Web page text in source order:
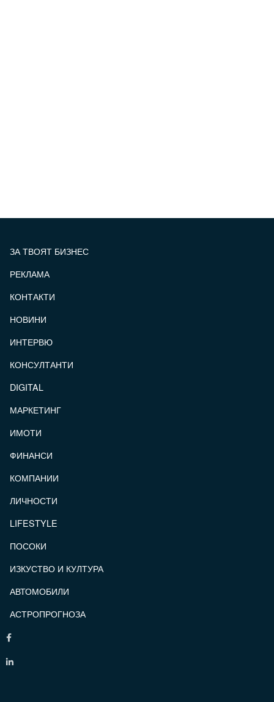
ЗА ТВОЯТ БИЗНЕС
РЕКЛАМА
КОНТАКТИ
НОВИНИ
ИНТЕРВЮ
КОНСУЛТАНТИ
DIGITAL
МАРКЕТИНГ
ИМОТИ
ФИНАНСИ
КОМПАНИИ
ЛИЧНОСТИ
LIFESTYLE
ПОСОКИ
ИЗКУСТВО И КУЛТУРА
АВТОМОБИЛИ
АСТРОПРОГНОЗА